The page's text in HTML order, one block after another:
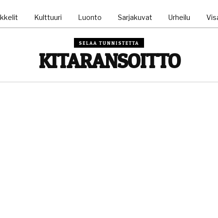
Kulttuuri Luonto Sarjakuvat Urheilu
SELAA TUNNISTETTA
KITARANSOITTO